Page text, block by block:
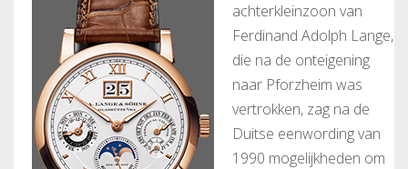
achterkleinzoon van
Ferdinand Adolph Lange,
die na de onteigening
naar Pforzheim was
vertrokken, zag na de
Duitse eenwording van
1990 mogelijkheden om